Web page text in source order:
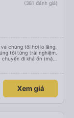
(381 đánh giá)
chúng tôi hơi lo lắng.
tôi từng trải nghiệm.
đi khá ổn (mặc
và chỗ ngồi thoải
Xem giá